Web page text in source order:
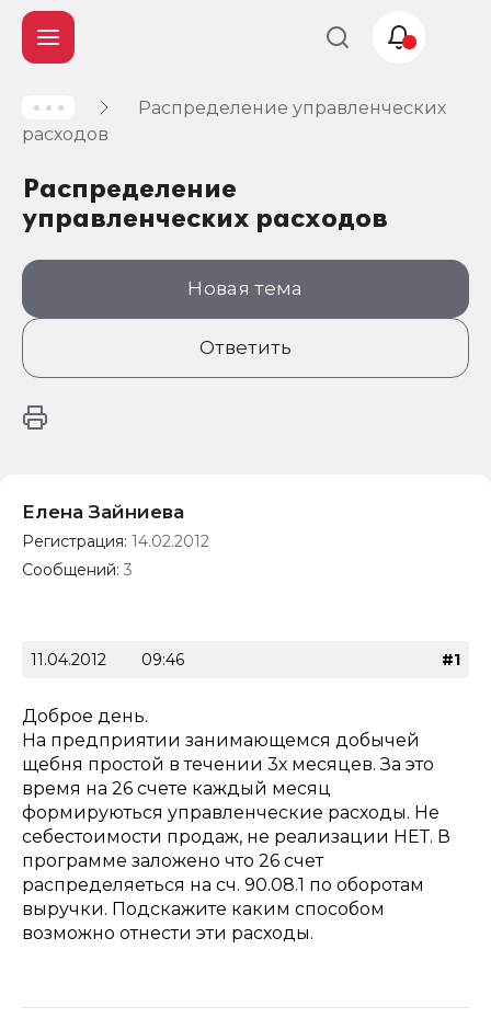
Распределение управленческих
расходов
Распределение
управленческих расходов
Новая тема
Ответить
Елена Зайниева
Регистрация: 14.02.2012
Сообщений: 3
11.04.2012 09:46 #1
Доброе день.
На предприятии занимающемся добычей
щебня простой в течении 3х месяцев. За это
время на 26 счете каждый месяц
формируються управленческие расходы. Не
себестоимости продаж, не реализации НЕТ. В
программе заложено что 26 счет
распределяеться на сч. 90.08.1 по оборотам
выручки. Подскажите каким способом
возможно отнести эти расходы.
Учет и
налогообложение
Автоматизация